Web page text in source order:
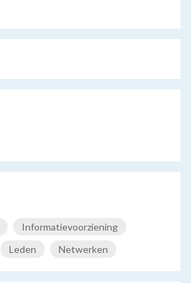
Informatievoorziening
Leden Netwerken